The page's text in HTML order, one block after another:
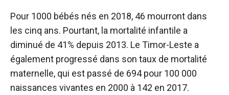
Pour 1000 bébés nés en 2018, 46 mourront dans
les cinq ans. Pourtant, la mortalité infantile a
diminué de 41% depuis 2013. Le Timor-Leste a
également progressé dans son taux de mortalité
maternelle, qui est passé de 694 pour 100 000
naissances vivantes en 2000 à 142 en 2017.